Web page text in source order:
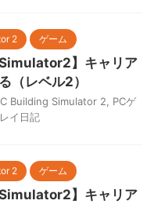
2 ゲーム
】キャリア
（レベル2）
Building Simulator 2
PCゲ
イ日記
2 ゲーム
】キャリア